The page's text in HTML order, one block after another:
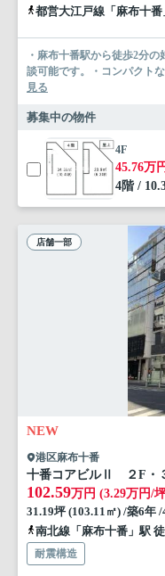
都営大江戸線「麻布十
・麻布十番駅から徒歩2分
談可能です。・コンパクト
見る
募集中の物件
4F
45.76万
4階 /
店舗一部
NEW
港区麻布十番
十番コアビルⅡ ２F・
102.59万円 (3.29万円/
31.19坪 (103.11㎡) /築6年
南北線「麻布十番」駅
耐震構造